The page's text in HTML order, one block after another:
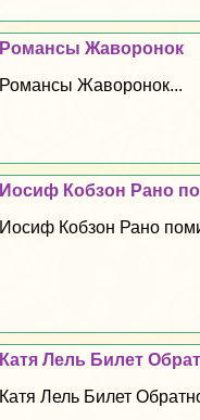
Романсы Жаворонок
Романсы Жаворонок...
Иосиф Кобзон Рано
Иосиф Кобзон Рано
Катя Лель Билет
Катя Лель Билет